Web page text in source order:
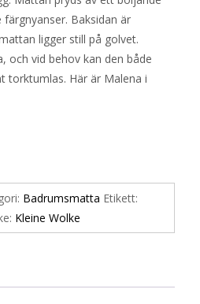
Baksidan är
ligger still på golvet.
och vid behov kan den både
torktumlas. Här är Malena i
Badrumsmatta Etikett:
Kleine Wolke